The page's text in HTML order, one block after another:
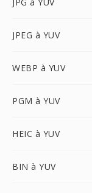
JPEG à YUV
WEBP à YUV
PGM à YUV
HEIC à YUV
BIN à YUV